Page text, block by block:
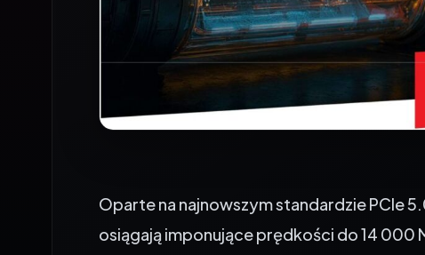
osiągają imponujące prędkości do 14 000
oferując nawet 2-krotnie wyższą